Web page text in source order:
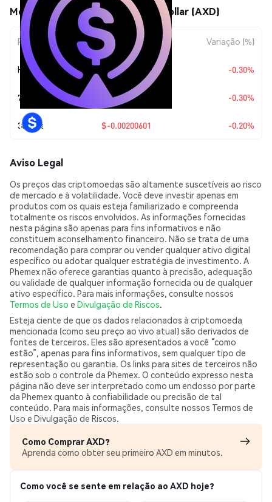
Movimentos de preço de Aesyx Dollar (AXD)
Período Variação do Valor Variação (%)
Hoje $-0.00301204 -0.30%
7 Dias $-0.00301204 -0.30%
30 Dias $-0.00200601 -0.20%
Aviso Legal
Os preços das criptomoedas são altamente suscetíveis ao risco
de mercado e à volatilidade. Você deve investir apenas em
produtos com os quais esteja familiarizado e compreenda
totalmente os riscos envolvidos. As informações fornecidas
nesta página são apenas para fins informativos e não
constituem aconselhamento financeiro. Não se trata de uma
recomendação para comprar ou vender qualquer ativo digital
específico ou adotar qualquer estratégia de investimento. A
Phemex não oferece garantias quanto à precisão, adequação
ou validade de qualquer informação fornecida ou de qualquer
ativo específico. Para mais informações, consulte nossos
Termos de Uso e Divulgação de Riscos.
Esteja ciente de que os dados relacionados à criptomoeda
mencionada (como seu preço ao vivo atual) são derivados de
fontes de terceiros. Eles são apresentados a você “como
estão”, apenas para fins informativos, sem qualquer tipo de
representação ou garantia. Os links para sites de terceiros não
estão sob o controle da Phemex. O conteúdo expresso nesta
página não deve ser interpretado como um endosso por parte
da Phemex quanto à confiabilidade ou precisão de tal
conteúdo. Para mais informações, consulte nossos Termos de
Uso e Divulgação de Riscos.
Como Comprar AXD?
Aprenda como obter seu primeiro AXD em minutos.
Como você se sente em relação ao AXD hoje?